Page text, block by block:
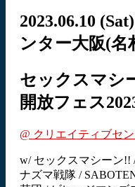
2023.06.10 (Sat)
ンター大阪(名
セックスマシ
開放フェス
@ クリエイティブセ
w/ セックスマシーン!!
ナズマ戦隊 /